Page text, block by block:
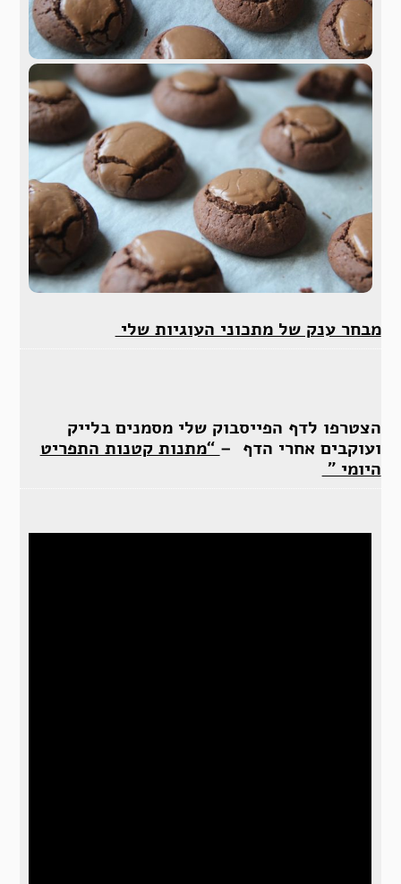
מבחר ענק של מתכוני העוגיות שלי
הצטרפו לדף הפייסבוק שלי מסמנים בלייק
ועוקבים אחרי הדף – “מתנות קטנות התפריט
היומי ”